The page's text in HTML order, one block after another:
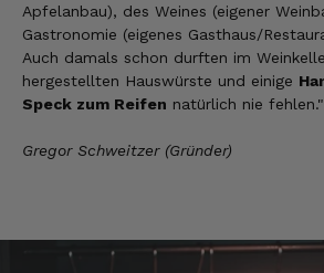
Apfelanbau), des Weines (eigener
Gastronomie (eigenes Gasthaus/
Auch damals schon durften im
hergestellten Hauswürste und einige
Speck zum Reifen natürlich nie
Gregor Schweitzer (Gründer)
Verifizierter Kunde
Schmeckt alles sehe lecker
immer wieder bestellen.
Ellen